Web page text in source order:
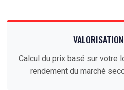
Calcul du prix basé sur votre
rendement du marché